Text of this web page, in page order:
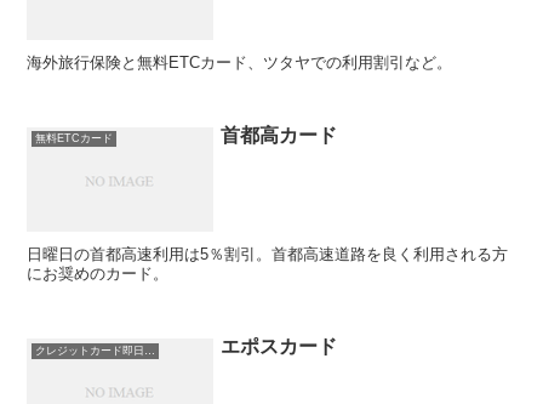
海外旅行保険と無料ETCカード、ツタヤでの利用割引など。
無料ETCカード 首都高カード
日曜日の首都高速利用は5％割引。首都高速道路を良く利用される方
にお奨めのカード。
エポスカード